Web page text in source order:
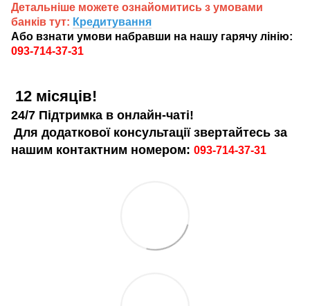
Детальніше можете ознайомитись з умовами
банків тут: Кредитування
Або взнати умови набравши на нашу гарячу лінію:
093-714-37-31
12 місяців!
24/7 Підтримка в онлайн-чаті!
Для додаткової консультації звертайтесь за
нашим контактним номером: 093-714-37-31